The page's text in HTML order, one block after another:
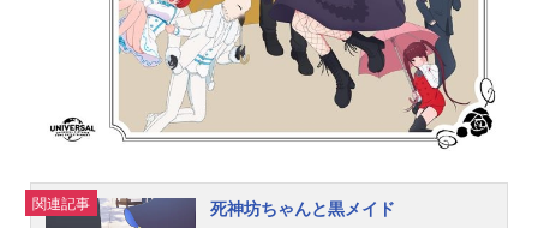
～放送形態TVアニメスケジュール20
22年7月5日（火）〜2022年9月20日
（火）AT-X・TOKYOMXほか話数全1
2話キャストアルト・ゴールドフィル
ド：広瀬裕也ヴェルメイ：内田真礼
リリア・クーデルフェイト：倉持若
佑シャロル・イリデッセンス：石原
関連記事
死神坊ちゃんと黒メイド